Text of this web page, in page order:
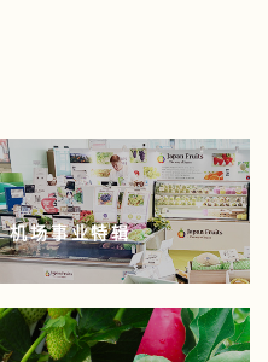
场事业特辑